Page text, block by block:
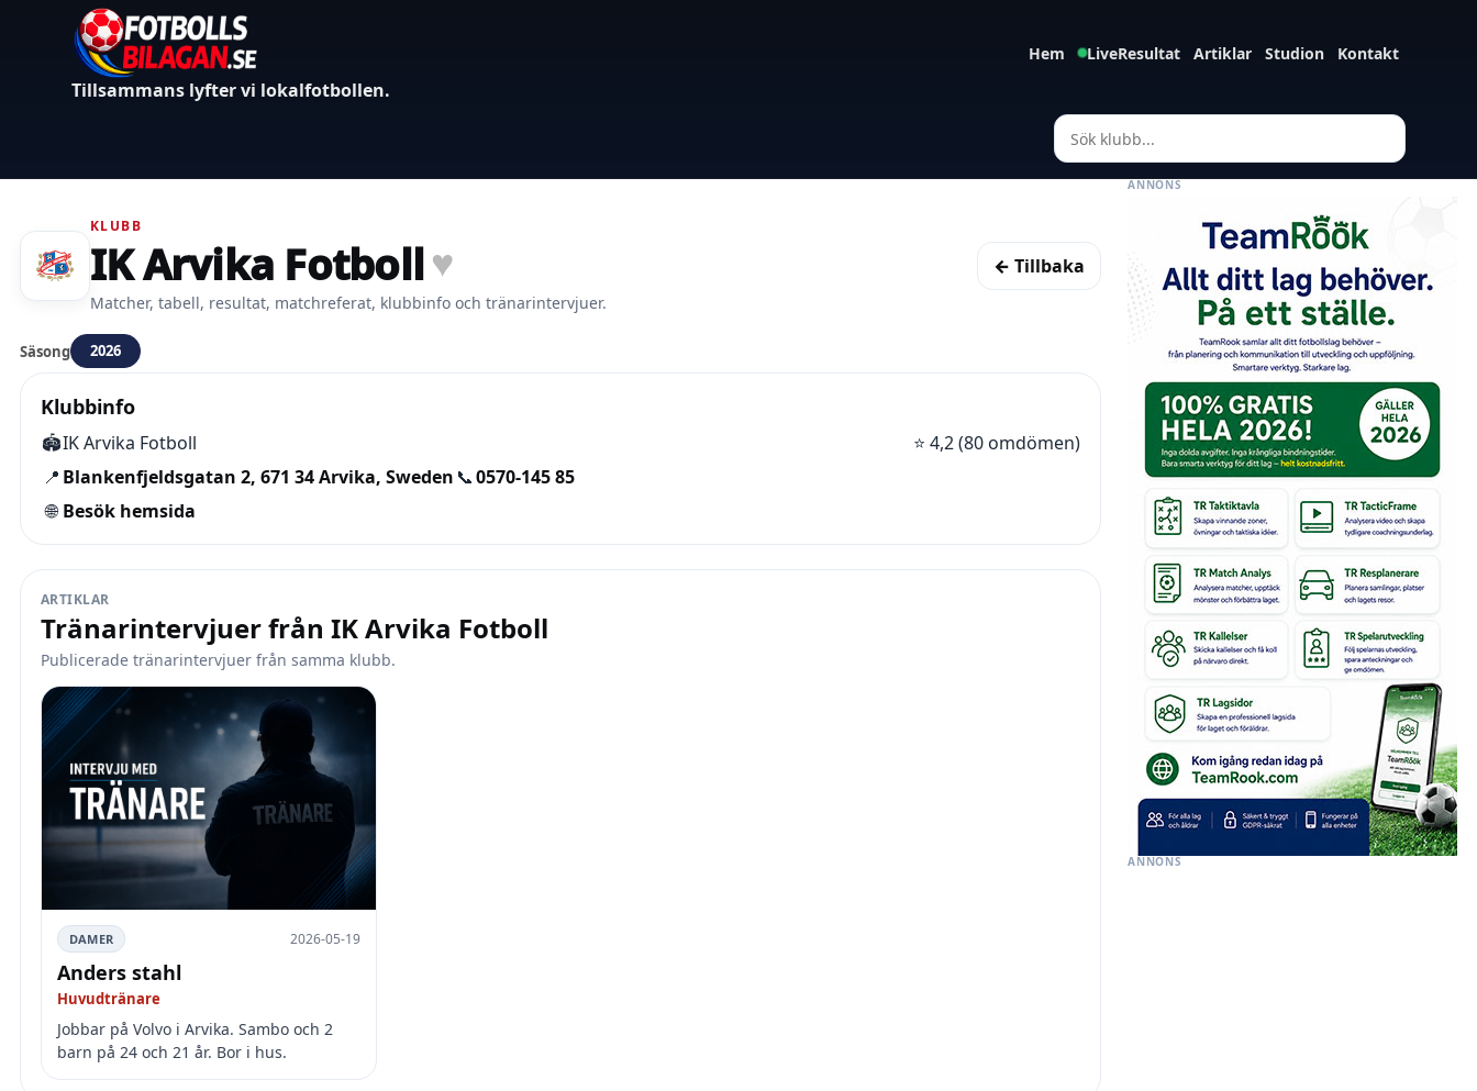
Tillsammans lyfter vi lokalfotbollen.
Hem LiveResultat Artiklar Studion Kontakt
ANNONS
ANNONS
KLUBB
IK Arvika Fotboll♥
Matcher, tabell, resultat, matchreferat, klubbinfo och tränarintervjuer.
← Tillbaka
Säsong 2026
Klubbinfo
🏟️IK Arvika Fotboll ⭐ 4,2 (80 omdömen)
📍 Blankenfjeldsgatan 2, 671 34 Arvika, Sweden 📞0570-145 85
🌐 Besök hemsida
ARTIKLAR
Tränarintervjuer från IK Arvika Fotboll
Publicerade tränarintervjuer från samma klubb.
DAMER 2026-05-19
Anders stahl
Huvudtränare
Jobbar på Volvo i Arvika. Sambo och 2
barn på 24 och 21 år. Bor i hus.